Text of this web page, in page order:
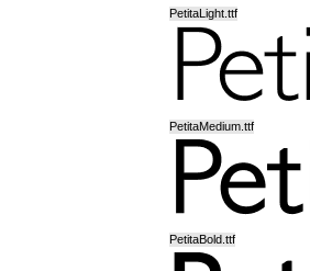
PetitaLight.ttf
PetitaMedium.ttf
PetitaBold.ttf